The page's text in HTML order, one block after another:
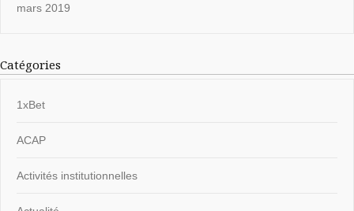
mars 2019
Catégories
1xBet
ACAP
Activités institutionnelles